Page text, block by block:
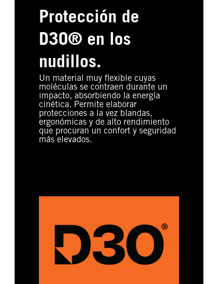
Protección de
D3O® en los
nudillos.
Un material muy flexible cuyas
moléculas se contraen durante un
impacto, absorbiendo la energía
cinética. Permite elaborar
protecciones a la vez blandas,
ergonómicas y de alto rendimiento
que procuran un confort y seguridad
más elevados.